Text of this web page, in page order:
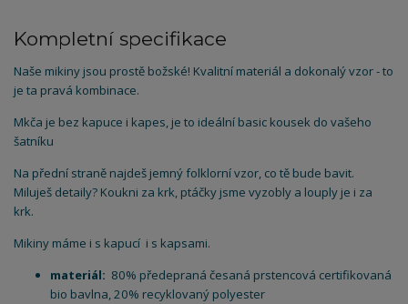
Kompletní specifikace
Naše mikiny jsou prostě božské! Kvalitní materiál a dokonalý vzor - to
je ta pravá kombinace.
Mkča je bez kapuce i kapes, je to ideální basic kousek do vašeho
šatníku
Na přední straně najdeš jemný folklorní vzor, co tě bude bavit.
Miluješ detaily? Koukni za krk, ptáčky jsme vyzobly a louply je i za
krk.
Mikiny máme i s kapucí i s kapsami.
materiál: 80% předepraná česaná prstencová certifikovaná
bio bavlna, 20% recyklovaný polyester